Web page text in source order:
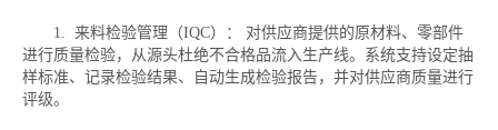
1. 来料检验管理（IQC）： 对供应商提供的原材料、零部件
进行质量检验，从源头杜绝不合格品流入生产线。系统支持设定抽
样标准、记录检验结果、自动生成检验报告，并对供应商质量进行
评级。